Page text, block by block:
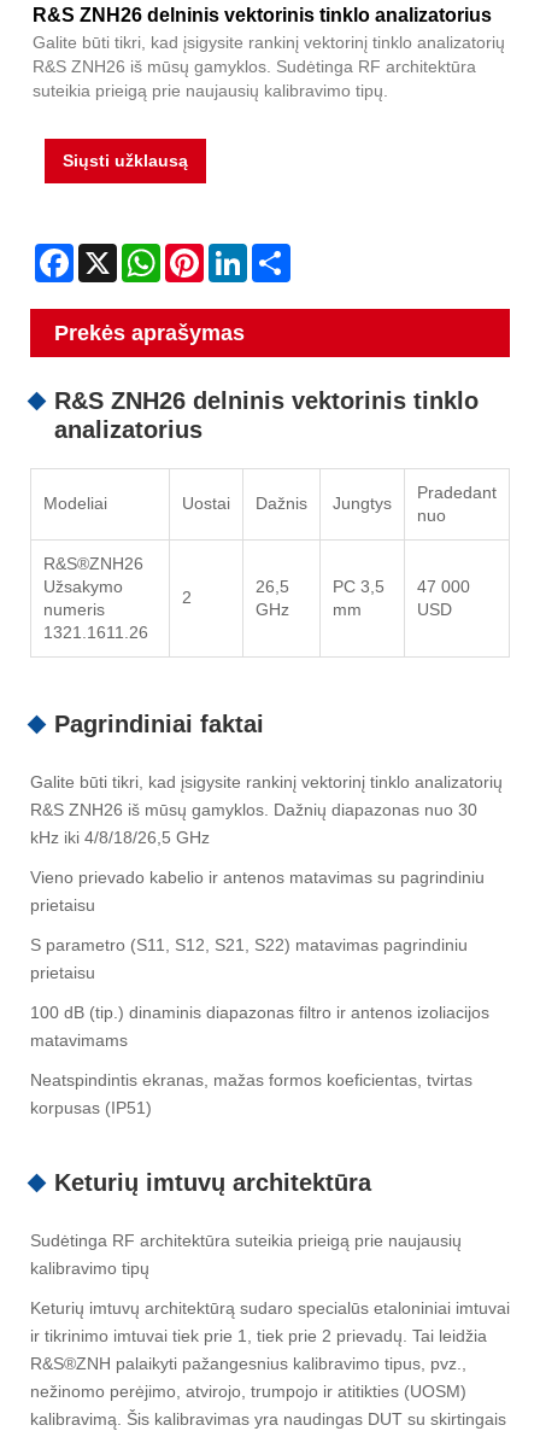
R&S ZNH26 delninis vektorinis tinklo analizatorius
Galite būti tikri, kad įsigysite rankinį vektorinį tinklo analizatorių
R&S ZNH26 iš mūsų gamyklos. Sudėtinga RF architektūra
suteikia prieigą prie naujausių kalibravimo tipų.
Siųsti užklausą
Facebook
X WhatsAppPinterestLinkedIn
Prekės aprašymas
R&S ZNH26 delninis vektorinis tinklo
analizatorius
Modeliai Uostai Dažnis Jungtys
Pradedant
nuo
R&S®ZNH26
Užsakymo
numeris
1321.1611.26
2
26,5
GHz
PC 3,5
mm
47 000
USD
Pagrindiniai faktai
Galite būti tikri, kad įsigysite rankinį vektorinį tinklo analizatorių
R&S ZNH26 iš mūsų gamyklos. Dažnių diapazonas nuo 30
kHz iki 4/8/18/26,5 GHz
Vieno prievado kabelio ir antenos matavimas su pagrindiniu
prietaisu
S parametro (S11, S12, S21, S22) matavimas pagrindiniu
prietaisu
100 dB (tip.) dinaminis diapazonas filtro ir antenos izoliacijos
matavimams
Neatspindintis ekranas, mažas formos koeficientas, tvirtas
korpusas (IP51)
Keturių imtuvų architektūra
Sudėtinga RF architektūra suteikia prieigą prie naujausių
kalibravimo tipų
Keturių imtuvų architektūrą sudaro specialūs etaloniniai imtuvai
ir tikrinimo imtuvai tiek prie 1, tiek prie 2 prievadų. Tai leidžia
R&S®ZNH palaikyti pažangesnius kalibravimo tipus, pvz.,
nežinomo perėjimo, atvirojo, trumpojo ir atitikties (UOSM)
kalibravimą. Šis kalibravimas yra naudingas DUT su skirtingais